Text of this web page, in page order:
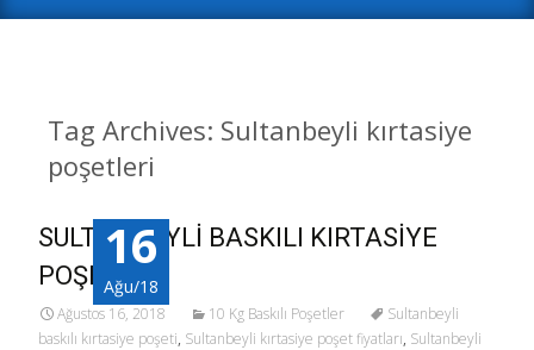
Tag Archives: Sultanbeyli kırtasiye
poşetleri
16
Ağu/18
SULTANBEYLİ BASKILI KIRTASİYE
POŞETİ
Ağustos 16, 2018 10 Kg Baskılı Poşetler
Sultanbeyli
baskılı kırtasiye poşeti, Sultanbeyli kırtasiye poşet fiyatları, Sultanbeyli